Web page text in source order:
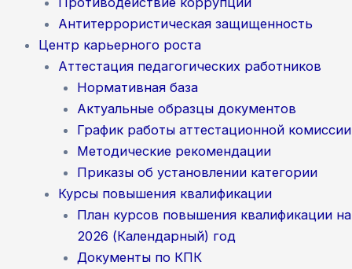
Антитеррористическая защищенность
Центр карьерного роста
Аттестация педагогических работников
Нормативная база
Актуальные образцы документов
График работы аттестационной комиссии
Методические рекомендации
Приказы об установлении категории
Курсы повышения квалификации
План курсов повышения квалификации на
2026 (Календарный) год
Документы по КПК